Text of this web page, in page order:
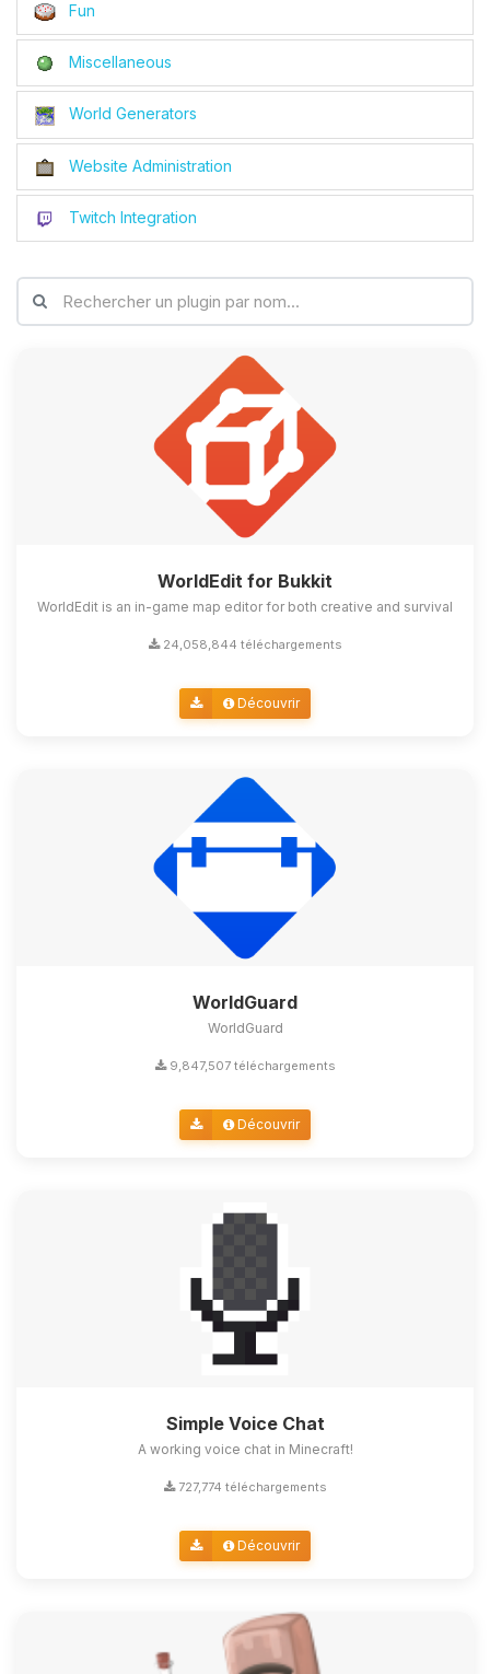
Fun
Miscellaneous
World Generators
Website Administration
Twitch Integration
WorldEdit for Bukkit
WorldEdit is an in-game map editor for both creative and survival
24,058,844 téléchargements
Découvrir
WorldGuard
WorldGuard
9,847,507 téléchargements
Découvrir
Simple Voice Chat
A working voice chat in Minecraft!
727,774 téléchargements
Découvrir